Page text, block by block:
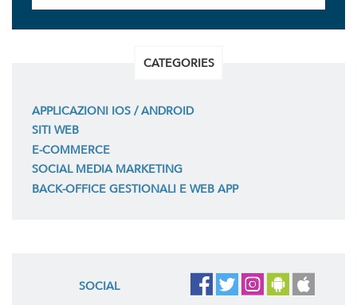
CATEGORIES
APPLICAZIONI IOS / ANDROID
SITI WEB
E-COMMERCE
SOCIAL MEDIA MARKETING
BACK-OFFICE GESTIONALI E WEB APP
SOCIAL